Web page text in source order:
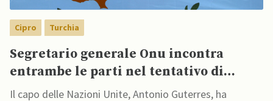
Cipro Turchia
Segretario generale Onu incontra
entrambe le parti nel tentativo di
riunificare Cipro
Il capo delle Nazioni Unite, Antonio Guterres, ha